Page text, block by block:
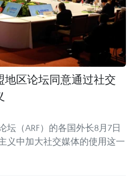
地区论坛同意通过社交
坛（ARF）的各国外长8月7日
义中加大社交媒体的使用这一